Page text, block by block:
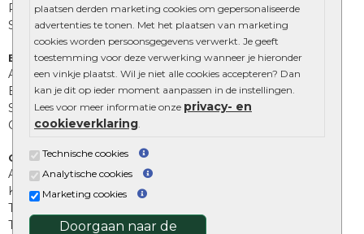
plaatsen derden marketing cookies om gepersonaliseerde
advertenties te tonen. Met het plaatsen van marketing
cookies worden persoonsgegevens verwerkt. Je geeft
toestemming voor deze verwerking wanneer je hieronder
een vinkje plaatst. Wil je niet alle cookies accepteren? Dan
kan je dit op ieder moment aanpassen in de instellingen.
Lees voor meer informatie onze privacy- en
cookieverklaring
Technische cookies
Analytische cookies
Marketing cookies
Doorgaan naar de
Palissades
Stapelblokken
Extra benodigdheden
Afwatering en diversen
Beplantings en betonelementen
Split, grind en zand
Oprit tegels
Overig
Aanbiedingen
Kunstgras
Tuintegels outlet
Terrastegels leggen